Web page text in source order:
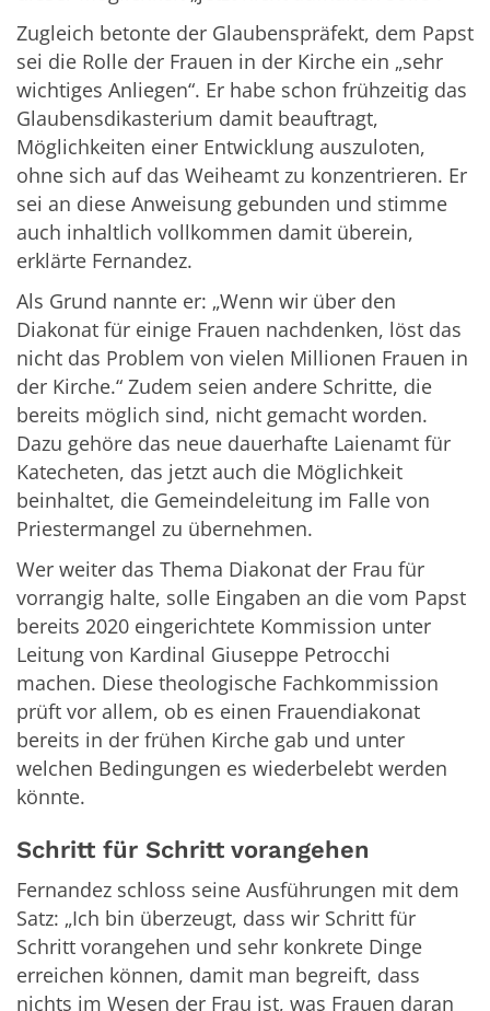
Zugleich betonte der Glaubenspräfekt, dem Papst
sei die Rolle der Frauen in der Kirche ein „sehr
wichtiges Anliegen“. Er habe schon frühzeitig das
Glaubensdikasterium damit beauftragt,
Möglichkeiten einer Entwicklung auszuloten,
ohne sich auf das Weiheamt zu konzentrieren. Er
sei an diese Anweisung gebunden und stimme
auch inhaltlich vollkommen damit überein,
erklärte Fernandez.
Als Grund nannte er: „Wenn wir über den
Diakonat für einige Frauen nachdenken, löst das
nicht das Problem von vielen Millionen Frauen in
der Kirche.“ Zudem seien andere Schritte, die
bereits möglich sind, nicht gemacht worden.
Dazu gehöre das neue dauerhafte Laienamt für
Katecheten, das jetzt auch die Möglichkeit
beinhaltet, die Gemeindeleitung im Falle von
Priestermangel zu übernehmen.
Wer weiter das Thema Diakonat der Frau für
vorrangig halte, solle Eingaben an die vom Papst
bereits 2020 eingerichtete Kommission unter
Leitung von Kardinal Giuseppe Petrocchi
machen. Diese theologische Fachkommission
prüft vor allem, ob es einen Frauendiakonat
bereits in der frühen Kirche gab und unter
welchen Bedingungen es wiederbelebt werden
könnte.
Schritt für Schritt vorangehen
Fernandez schloss seine Ausführungen mit dem
Satz: „Ich bin überzeugt, dass wir Schritt für
Schritt vorangehen und sehr konkrete Dinge
erreichen können, damit man begreift, dass
nichts im Wesen der Frau ist, was Frauen daran